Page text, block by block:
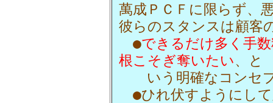
萬成ＰＣＦに限らず、
彼らのスタンスは顧客
●できるだけ多く手
根こそぎ奪いたい、と
いう明確なコンセ
●ひれ伏すようにし